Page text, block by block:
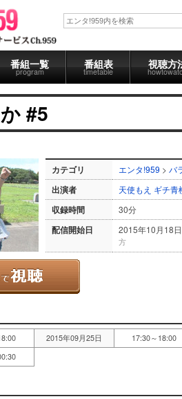
番組一覧
program
番組表
timetable
視聴方
#5
カテゴリ エンタ!959 > バ
出演者 天使もえ ギチ青
収録時間 30分
配信開始日 2015年10月18日
方
2015年09月25日
17:30～18:00